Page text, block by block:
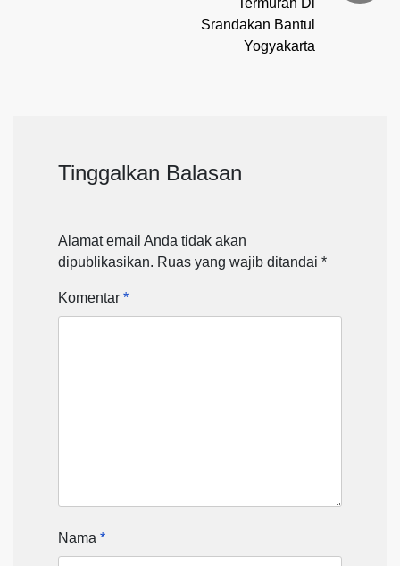
Srandakan Bantul
Yogyakarta
Tinggalkan Balasan
Alamat email Anda tidak akan
dipublikasikan. Ruas yang wajib ditandai *
Komentar *
Nama *